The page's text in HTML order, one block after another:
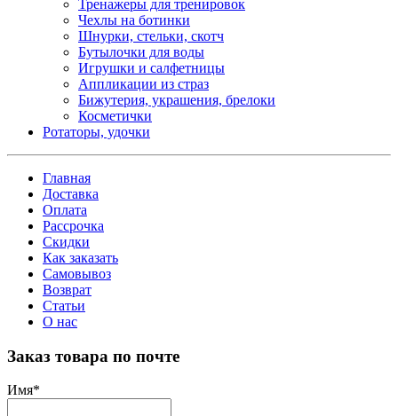
Тренажеры для тренировок
Чехлы на ботинки
Шнурки, стельки, скотч
Бутылочки для воды
Игрушки и салфетницы
Аппликации из страз
Бижутерия, украшения, брелоки
Косметички
Ротаторы, удочки
Главная
Доставка
Оплата
Рассрочка
Скидки
Как заказать
Самовывоз
Возврат
Статьи
О нас
Заказ товара по почте
Имя*